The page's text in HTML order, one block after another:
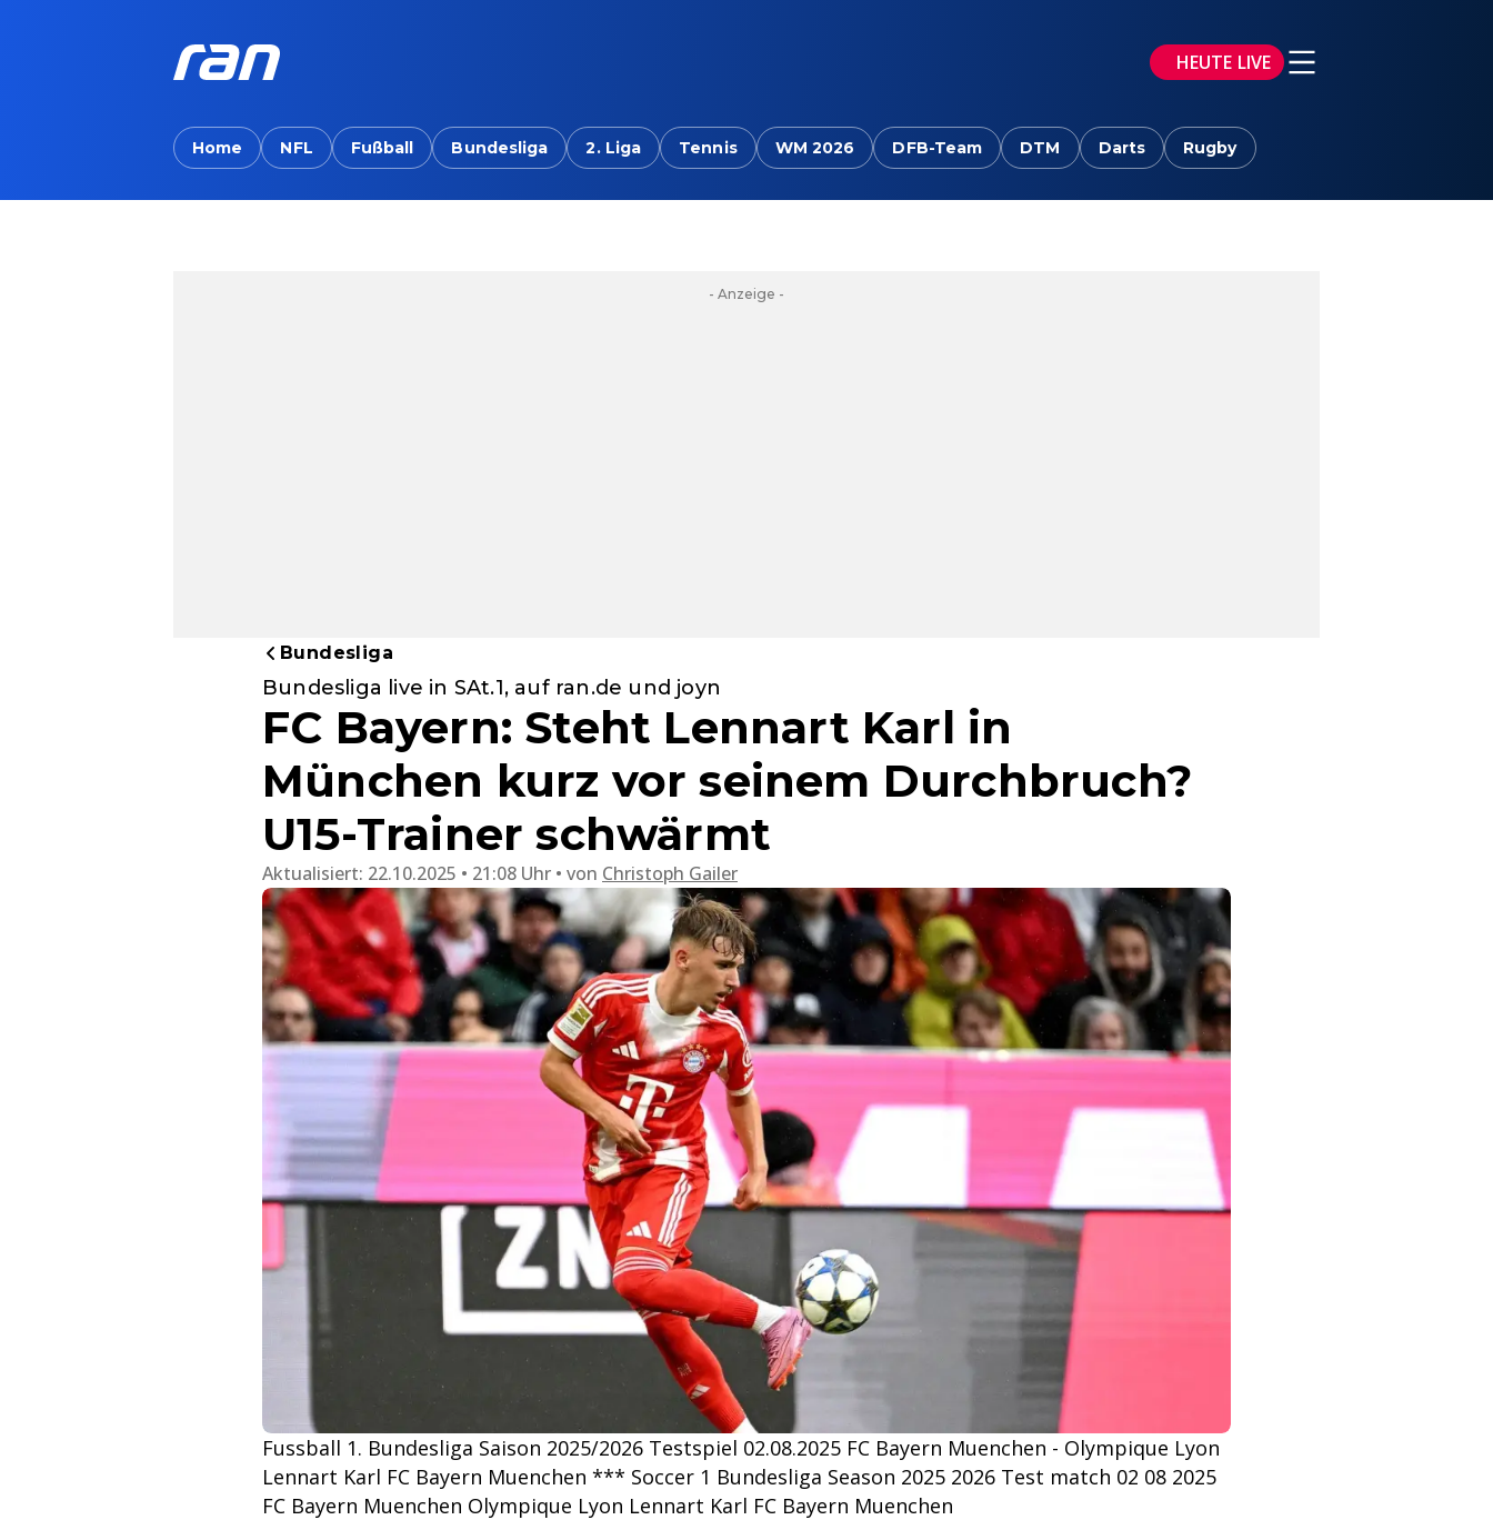
HEUTE LIVE
Home NFL Fußball Bundesliga 2. Liga Tennis WM 2026 DFB-Team DTM Darts Rugby
- Anzeige -
Bundesliga
Bundesliga live in SAt.1, auf ran.de und joyn
FC Bayern: Steht Lennart Karl in
München kurz vor seinem Durchbruch?
U15-Trainer schwärmt
Aktualisiert: 22.10.2025 • 21:08 Uhr von Christoph Gailer
Fussball 1. Bundesliga Saison 2025/2026 Testspiel 02.08.2025 FC Bayern Muenchen - Olympique Lyon
Lennart Karl FC Bayern Muenchen *** Soccer 1 Bundesliga Season 2025 2026 Test match 02 08 2025
FC Bayern Muenchen Olympique Lyon Lennart Karl FC Bayern Muenchen